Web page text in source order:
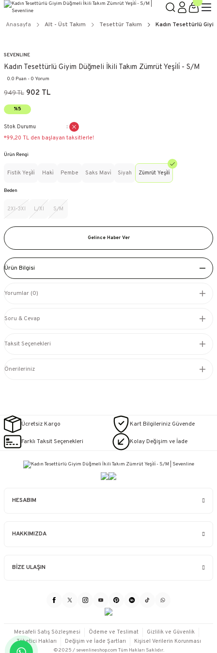
Anasayfa Alt - Üst Takım Tesettür Takım Kadın Tesettürlü
SEVENLINE
Kadın Tesettürlü Giyim Düğmeli İkili Takım Zümrüt Yeşi̇li̇ - S/M
0.0 Puan - 0 Yorum
949 TL 902 TL
%5
Stok Durumu
*99,20 TL den başlayan taksitlerle!
Ürün Rengi
Fistik Yeşi̇li̇ Haki̇ Pembe Saks Mavi̇ Siyah Zümrüt Yeşi̇li̇
Beden
2Xl-3Xl L/Xl S/M
Gelince Haber Ver
Ürün Bilgisi
Yorumlar (0)
Soru & Cevap
Taksit Seçenekleri
Önerileriniz
Ücretsiz Kargo Kart Bilgileriniz Güvende
Farklı Taksit Seçenekleri Kolay Değişim ve İade
HESABIM
HAKKIMIZDA
BİZE ULAŞIN
©2025 / sevenlineshop.com Tüm Hakları Saklıdır.
Mesafeli Satış Sözleşmesi Ödeme ve Teslimat
Gizlilik ve Güvenlik
Tüketici Hakları
Değişim ve İade Şartları Kişisel Verilerin Korunması